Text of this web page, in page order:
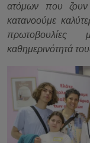
ατόμων που
κατανοούμε
πρωτοβουλίες
καθημερινότητά